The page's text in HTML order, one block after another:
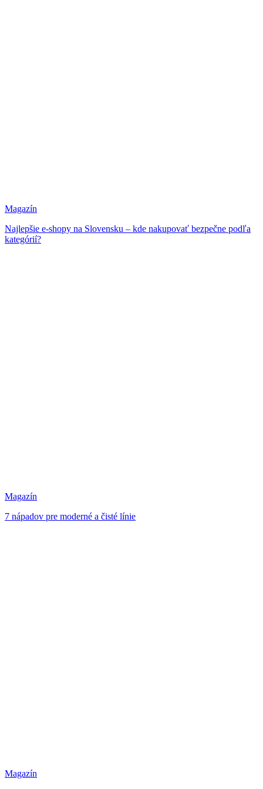
Magazín
Najlepšie e-shopy na Slovensku – kde nakupovať bezpečne podľa
kategórií?
Magazín
7 nápadov pre moderné a čisté línie
Magazín